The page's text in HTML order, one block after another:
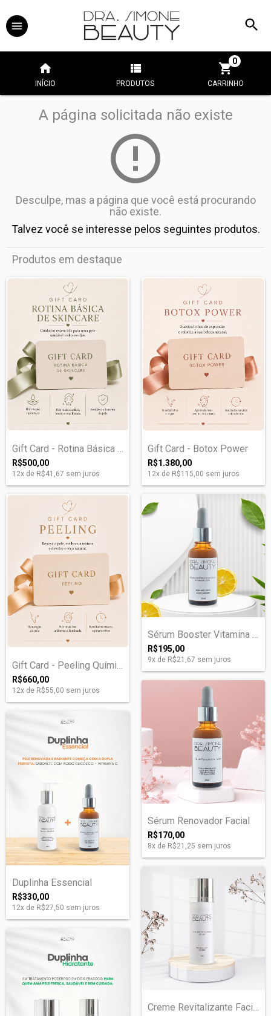
INÍCIO PRODUTOS CARRINHO
0
A página solicitada não existe
Desculpe, mas a página que você está procurando
não existe.
Talvez você se interesse pelos seguintes produtos.
Produtos em destaque
Gift Card - Rotina Básica de Skincare
R$500,00
12x de R$41,67 sem juros
Gift Card - Botox Power
R$1.380,00
12x de R$115,00 sem juros
R$660,00
12x de R$55,00 sem juros
Sérum Booster Vitamina C 20%
R$195,00
9x de R$21,67 sem juros
Duplinha Essencial
R$330,00
12x de R$27,50 sem juros
Sérum Renovador Facial
R$170,00
8x de R$21,25 sem juros
Creme Revitalizante Facial